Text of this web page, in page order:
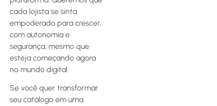
cada lojista se sinta
empoderado para crescer,
com autonomia e
segurança, mesmo que
esteja começando agora
no mundo digital.
Se você quer transformar
seu catálogo em uma